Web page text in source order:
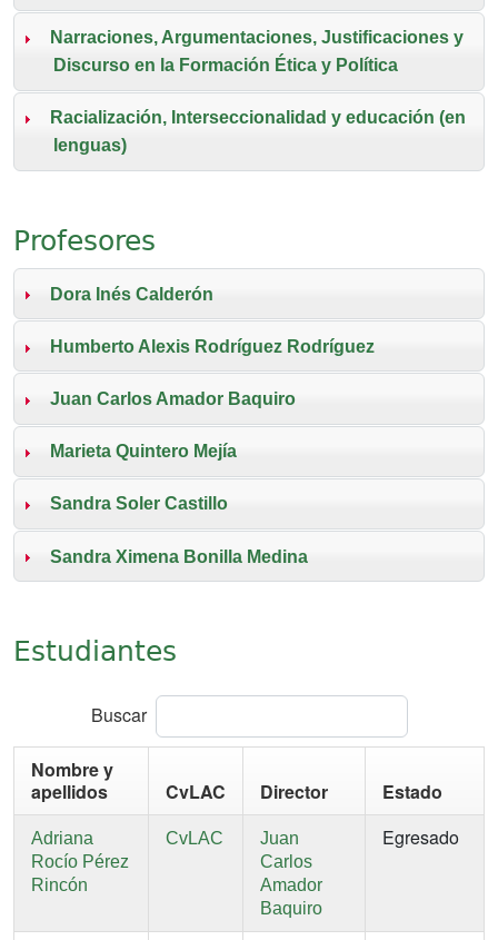
Narraciones, Argumentaciones, Justificaciones y
Discurso en la Formación Ética y Política
Racialización, Interseccionalidad y educación (en
lenguas)
Profesores
Dora Inés Calderón
Humberto Alexis Rodríguez Rodríguez
Juan Carlos Amador Baquiro
Marieta Quintero Mejía
Sandra Soler Castillo
Sandra Ximena Bonilla Medina
Estudiantes
Buscar
Nombre y
apellidos
CvLAC Director Estado
Adriana
Rocío Pérez
Rincón
CvLAC
Juan
Carlos
Amador
Baquiro
Egresado